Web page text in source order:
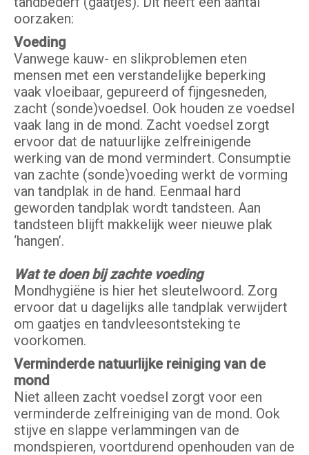
oorzaken:
Voeding
Vanwege kauw- en slikproblemen eten
mensen met een verstandelijke beperking
vaak vloeibaar, gepureerd of fijngesneden,
zacht (sonde)voedsel. Ook houden ze voedsel
vaak lang in de mond. Zacht voedsel zorgt
ervoor dat de natuurlijke zelfreinigende
werking van de mond vermindert. Consumptie
van zachte (sonde)voeding werkt de vorming
van tandplak in de hand. Eenmaal hard
geworden tandplak wordt tandsteen. Aan
tandsteen blijft makkelijk weer nieuwe plak
‘hangen’.
Wat te doen bij zachte voeding
Mondhygiëne is hier het sleutelwoord. Zorg
ervoor dat u dagelijks alle tandplak verwijdert
om gaatjes en tandvleesontsteking te
voorkomen.
Verminderde natuurlijke reiniging van de
mond
Niet alleen zacht voedsel zorgt voor een
verminderde zelfreiniging van de mond. Ook
stijve en slappe verlammingen van de
mondspieren, voortdurend openhouden van de